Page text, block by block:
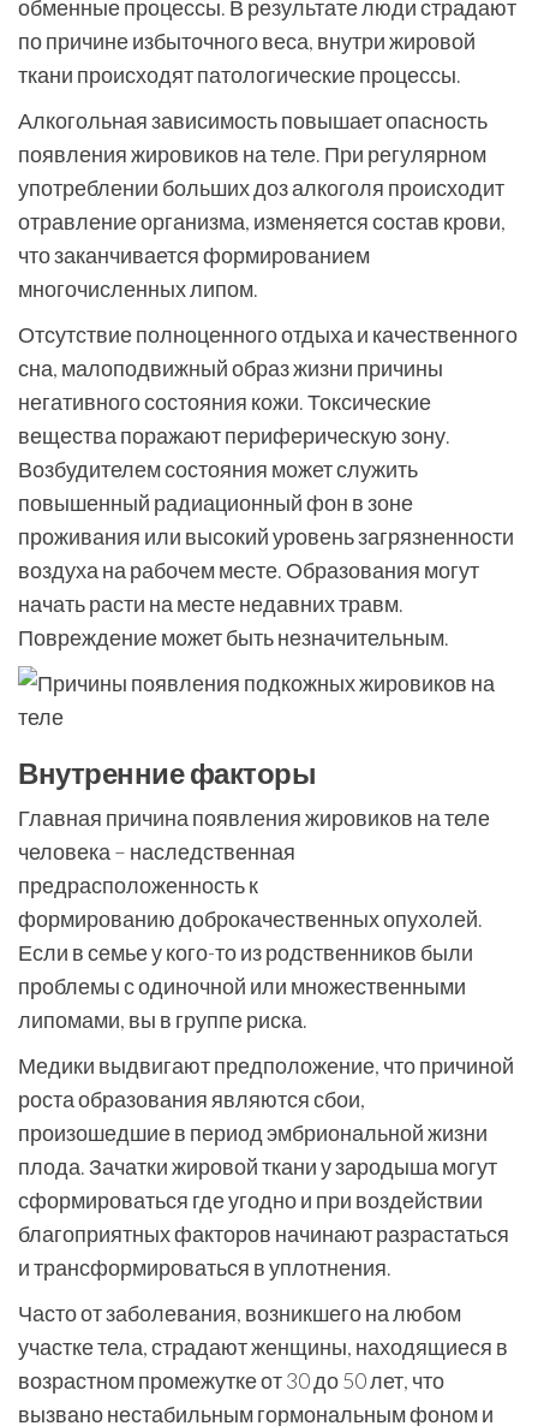
обменные процессы. В результате люди страдают
по причине избыточного веса, внутри жировой
ткани происходят патологические процессы.
Алкогольная зависимость повышает опасность
появления жировиков на теле. При регулярном
употреблении больших доз алкоголя происходит
отравление организма, изменяется состав крови,
что заканчивается формированием
многочисленных липом.
Отсутствие полноценного отдыха и качественного
сна, малоподвижный образ жизни причины
негативного состояния кожи. Токсические
вещества поражают периферическую зону.
Возбудителем состояния может служить
повышенный радиационный фон в зоне
проживания или высокий уровень загрязненности
воздуха на рабочем месте. Образования могут
начать расти на месте недавних травм.
Повреждение может быть незначительным.
Внутренние факторы
Главная причина появления жировиков на теле
человека – наследственная
предрасположенность к
формированию доброкачественных опухолей.
Если в семье у кого-то из родственников были
проблемы с одиночной или множественными
липомами, вы в группе риска.
Медики выдвигают предположение, что причиной
роста образования являются сбои,
произошедшие в период эмбриональной жизни
плода. Зачатки жировой ткани у зародыша могут
сформироваться где угодно и при воздействии
благоприятных факторов начинают разрастаться
и трансформироваться в уплотнения.
Часто от заболевания, возникшего на любом
участке тела, страдают женщины, находящиеся в
возрастном промежутке от 30 до 50 лет, что
вызвано нестабильным гормональным фоном и